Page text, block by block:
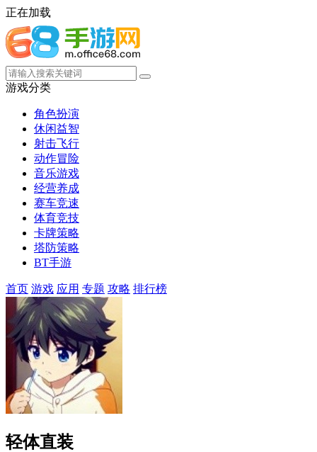
正在加载
游戏分类
角色扮演
休闲益智
射击飞行
动作冒险
音乐游戏
经营养成
赛车竞速
体育竞技
卡牌策略
塔防策略
BT手游
首页 游戏 应用 专题 攻略 排行榜
轻体直装